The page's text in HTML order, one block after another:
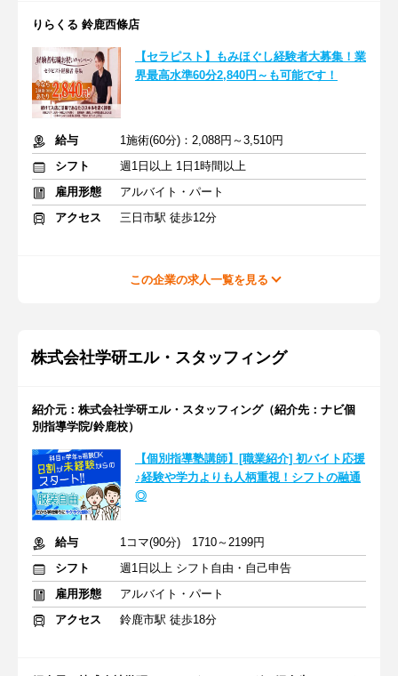
りらくる 鈴鹿西條店
【セラピスト】もみほぐし経験者大募集！業
界最高水準60分2,840円～も可能です！
給与
1施術(60分)：2,088円～3,510円
シフト
週1日以上 1日1時間以上
雇用形態
アルバイト・パート
アクセス
三日市駅 徒歩12分
この企業の求人一覧を見る
株式会社学研エル・スタッフィング
紹介元：株式会社学研エル・スタッフィング（紹介先：ナビ個
別指導学院/鈴鹿校）
【個別指導塾講師】[職業紹介] 初バイト応援
♪経験や学力よりも人柄重視！シフトの融通
◎
給与
1コマ(90分) 1710～2199円
シフト
週1日以上 シフト自由・自己申告
雇用形態
アルバイト・パート
アクセス
鈴鹿市駅 徒歩18分